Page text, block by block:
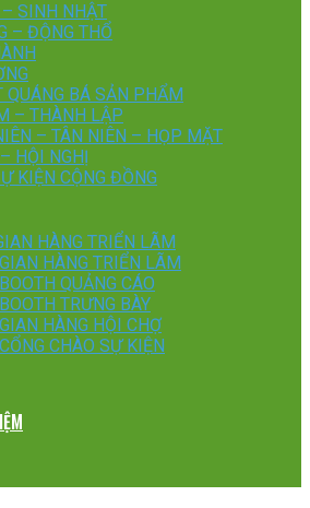
SINH NHẬT
– ĐỘNG THỔ
QUÁNG BÁ SẢN PHẨM
– THÀNH LẬP
– TÂN NIÊN – HỌP MẶT
HỘI NGHỊ
KIỆN CỘNG ĐỒNG
HÀNG TRIỂN LÃM
HÀNG TRIỂN LÃM
QUẢNG CÁO
TRƯNG BÀY
HÀNG HỘI CHỢ
CHÀO SỰ KIỆN